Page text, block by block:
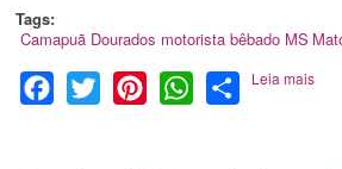
Tags:
Camapuã Dourados motorista bêbado MS
Facebook
Twitter PinterestWhatsApp
Share
Leia mais